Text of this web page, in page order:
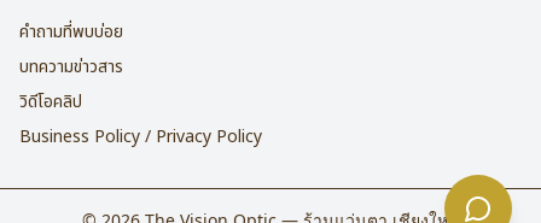
คำถามที่พบบ่อย
บทความข่าวสาร
วิดีโอคลิป
Business Policy / Privacy Policy